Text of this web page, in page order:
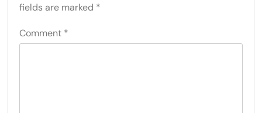
fields are marked *
Comment *